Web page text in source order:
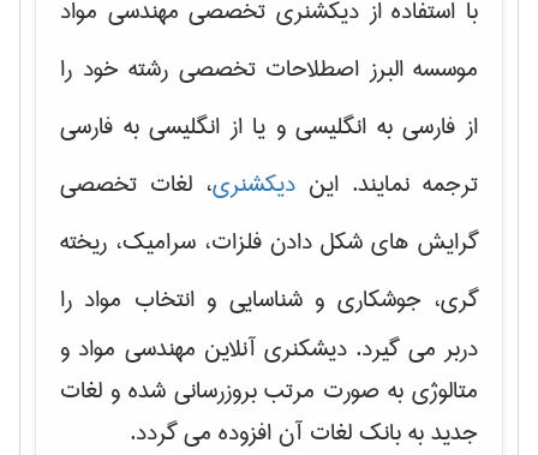
با استفاده از دیکشنری تخصصی مهندسی مواد
موسسه البرز اصطلاحات تخصصی رشته خود را
از فارسی به انگلیسی و یا از انگلیسی به فارسی
ترجمه نمایند. این دیکشنری، لغات تخصصی
گرایش های شکل دادن فلزات، سرامیک، ریخته
گری، جوشکاری و شناسایی و انتخاب مواد را
دربر می گیرد. دیشکنری آنلاین مهندسی مواد و
متالوژی به صورت مرتب بروزرسانی شده و لغات
جدید به بانک لغات آن افزوده می گردد.